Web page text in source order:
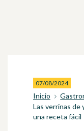
07/08/2024
Inicio
Las verrinas de
una receta fácil